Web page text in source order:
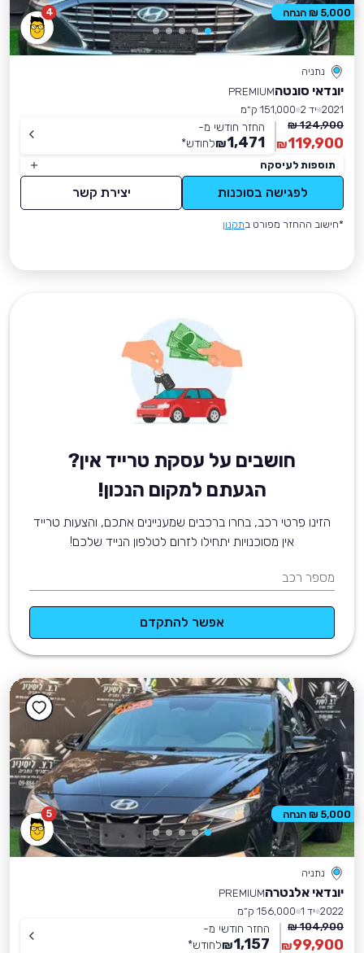
4
נתניה
יונדאי סונטהPREMIUM
2021 יד 2
151,000 ק״מ
124,900 ₪
119,900
₪
החזר חודשי מ-
1,471
₪לחודש*
תוספות לעיסקה
לפגישה בסוכנות יצירת קשר
*חישוב ההחזר מפורט בתקנון
5,000 ₪ הנחה
חושבים על עסקת טרייד אין?
הגעתם למקום הנכון!
הזינו פרטי רכב, בחרו ברכבים שמעניינים אתכם, והצעות טרייד
אין מסוכנויות יתחילו לזרום לטלפון הנייד שלכם!
מספר רכב
אפשר להתקדם
5
נתניה
יונדאי אלנטרהPREMIUM
2022 יד 1
156,000 ק״מ
104,900 ₪
99,900
₪
החזר חודשי מ-
1,157
₪לחודש*
5,000 ₪ הנחה